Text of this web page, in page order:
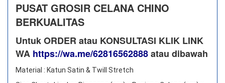
PUSAT GROSIR CELANA CHINO
BERKUALITAS
Untuk ORDER atau KONSULTASI KLIK LINK
WA https://wa.me/62816562888​ atau dibawah
Material : Katun Satin & Twill Stretch